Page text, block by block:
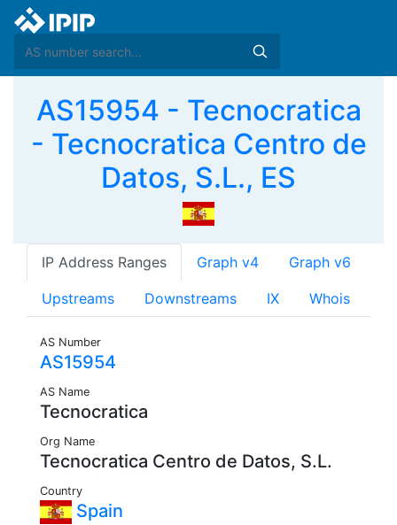
AS15954 - Tecnocratica
- Tecnocratica Centro de
Datos, S.L., ES
IP Address Ranges Graph v4 Graph v6
Upstreams Downstreams IX Whois
AS Number
AS15954
AS Name
Tecnocratica
Org Name
Tecnocratica Centro de Datos, S.L.
Country
Spain